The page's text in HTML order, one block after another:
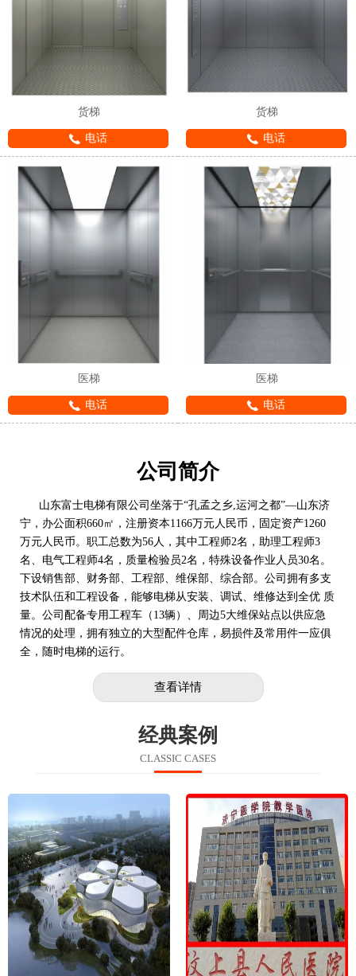
货梯
电话
货梯
电话
医梯
电话
医梯
电话
公司简介
山东富士电梯有限公司坐落于“孔孟之乡,运河之都”—山东济
宁，办公面积660㎡，注册资本1166万元人民币，固定资产1260
万元人民币。职工总数为56人，其中工程师2名，助理工程师3
名、电气工程师4名，质量检验员2名，特殊设备作业人员30名。
下设销售部、财务部、工程部、维保部、综合部。公司拥有多支
技术队伍和工程设备，能够电梯从安装、调试、维修达到全优 质
量。公司配备专用工程车（13辆）、周边5大维保站点以供应急
情况的处理，拥有独立的大型配件仓库，易损件及常用件一应俱
全，随时电梯的运行。
查看详情
经典案例
CLASSIC CASES